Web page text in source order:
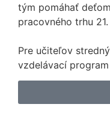
tým pomáhať
pracovného trhu
Pre učiteľov
vzdelávací